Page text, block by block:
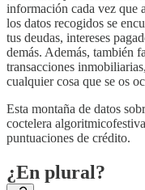
información cada vez que
los datos recogidos se
tus deudas, intereses
demás. Además, también
transacciones
cualquier cosa que se os
Esta montaña de datos
coctelera
puntuaciones de crédito.
¿En plural?